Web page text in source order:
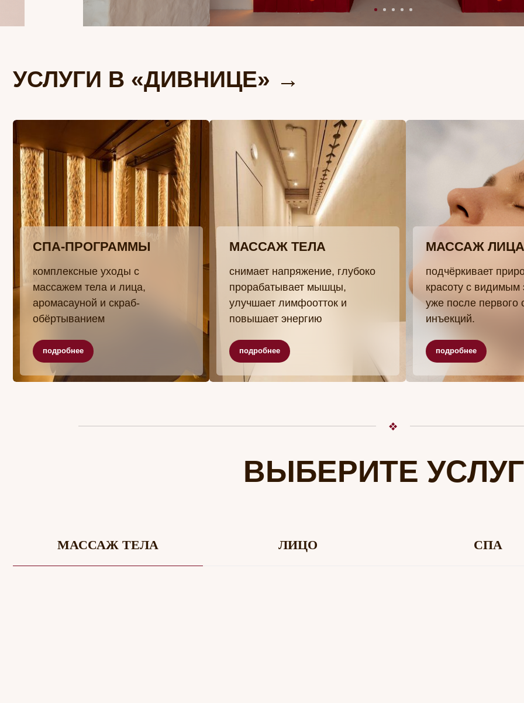
комплексные уходы с
массажем тела и лица,
аромасауной и скраб-
обёртыванием
подробнее
снимает напряжение, глубоко
прорабатывает мышцы,
улучшает лимфоотток и
повышает энергию
подробнее
подчёркивает природную
ВЫБЕРИТЕ УСЛУГУ
МАССАЖ ТЕЛА ЛИЦО СПА